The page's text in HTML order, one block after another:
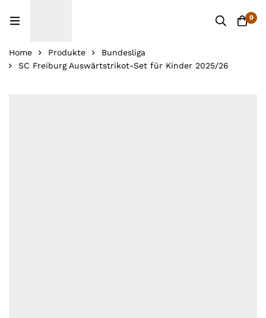
0
Home Produkte
Bundesliga
SC Freiburg Auswärtstrikot-Set für Kinder 2025/26